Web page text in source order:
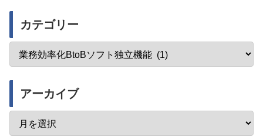
カテゴリー
アーカイブ